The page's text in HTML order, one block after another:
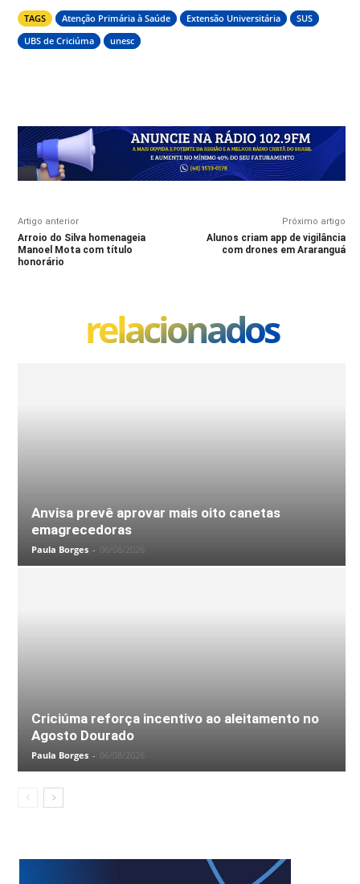
TAGS Atenção Primária à Saúde Extensão Universitária
SUS
UBS de Criciúma
unesc
Artigo anterior
Arroio do Silva homenageia
Manoel Mota com título
honorário
Próximo artigo
Alunos criam app de vigilância
com drones em Araranguá
relacionados
Anvisa prevê aprovar mais oito canetas
emagrecedoras
Paula Borges - 06/08/2026
Criciúma reforça incentivo ao aleitamento no
Agosto Dourado
Paula Borges - 06/08/2026